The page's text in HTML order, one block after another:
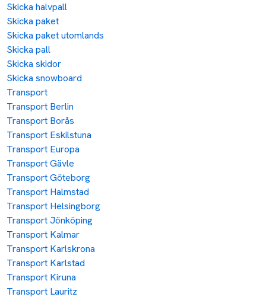
Skicka halvpall
Skicka paket
Skicka paket utomlands
Skicka pall
Skicka skidor
Skicka snowboard
Transport
Transport Berlin
Transport Borås
Transport Eskilstuna
Transport Europa
Transport Gävle
Transport Göteborg
Transport Halmstad
Transport Helsingborg
Transport Jönköping
Transport Kalmar
Transport Karlskrona
Transport Karlstad
Transport Kiruna
Transport Lauritz